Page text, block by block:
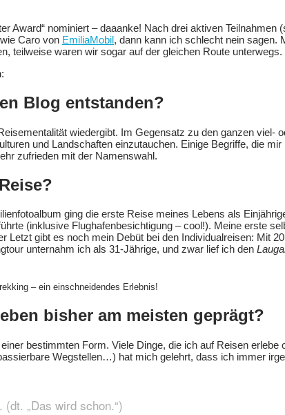
Award“ nominiert – daaanke! Nach drei aktiven
Caro von EmiliaMobil, dann kann ich schlecht nein sagen.
teilweise waren wir sogar auf der gleichen Route
Blog entstanden?
wiedergibt. Im Gegensatz zu den ganzen
und Landschaften einzutauchen. Einige Begriffe, die
zufrieden mit der Namenswahl.
ging die erste Reise meines Lebens als
(inklusive Flughafenbesichtigung – cool!). Meine erste
Letzt gibt es noch mein Debüt bei den Individualreisen: Mit
unternahm ich als 31-Jährige, und zwar lief ich den
– ein einschneidendes Erlebnis!
bisher am meisten geprägt?
bestimmten Form. Viele Dinge, die ich auf Reisen
Wegstellen…) hat mich gelehrt, dass ich immer
„Das wird schon.“)